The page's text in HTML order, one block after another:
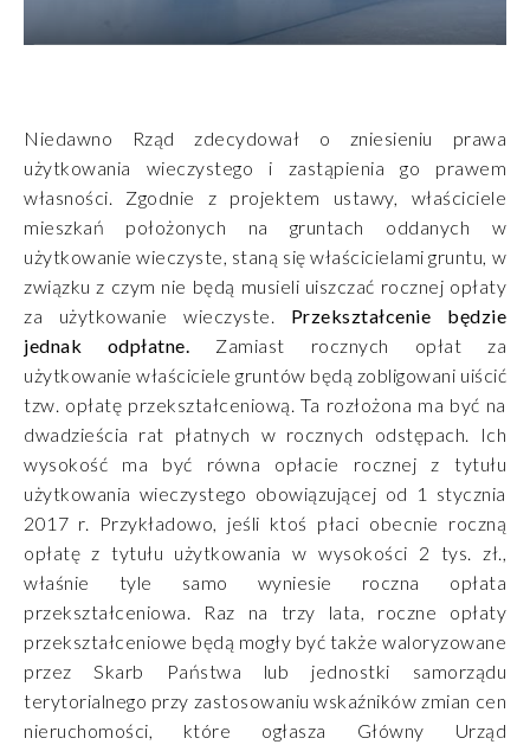
Niedawno Rząd zdecydował o zniesieniu prawa
użytkowania wieczystego i zastąpienia go prawem
własności. Zgodnie z projektem ustawy, właściciele
mieszkań położonych na gruntach oddanych w
użytkowanie wieczyste, staną się właścicielami gruntu, w
związku z czym nie będą musieli uiszczać rocznej opłaty
za użytkowanie wieczyste.
Przekształcenie będzie
jednak odpłatne.
Zamiast rocznych opłat za
użytkowanie właściciele gruntów będą zobligowani uiścić
tzw. opłatę przekształceniową. Ta rozłożona ma być na
dwadzieścia rat płatnych w rocznych odstępach. Ich
wysokość ma być równa opłacie rocznej z tytułu
użytkowania wieczystego obowiązującej od 1 stycznia
2017 r. Przykładowo, jeśli ktoś płaci obecnie roczną
opłatę z tytułu użytkowania w wysokości 2 tys. zł.,
właśnie tyle samo wyniesie roczna opłata
przekształceniowa. Raz na trzy lata, roczne opłaty
przekształceniowe będą mogły być także waloryzowane
przez Skarb Państwa lub jednostki samorządu
terytorialnego przy zastosowaniu wskaźników zmian cen
nieruchomości, które ogłasza Główny Urząd